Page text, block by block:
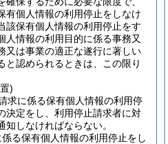
有個人情報の利用停止をしなけ
該保有個人情報の利用停止をす
人情報の利用目的に係る事務又
又は事業の適正な遂行に著しい
と認められるときは、この限り
)
求に係る保有個人情報の利用停
決定をし、利用停止請求者に対
知しなければならない。
る保有個人情報の利用停止をし